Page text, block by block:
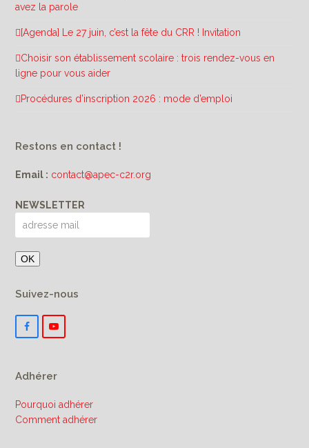
avez la parole
[Agenda] Le 27 juin, c’est la fête du CRR ! Invitation
Choisir son établissement scolaire : trois rendez-vous en
ligne pour vous aider
Procédures d’inscription 2026 : mode d’emploi
Restons en contact !
Email : contact@apec-c2r.org
NEWSLETTER
Suivez-nous
F
a
o
Y
o
b
Adhérer
Pourquoi adhérer
Comment adhérer